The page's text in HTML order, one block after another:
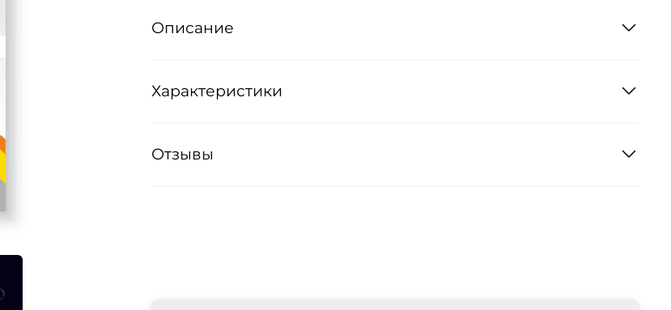
Описание
Характеристики
Отзывы